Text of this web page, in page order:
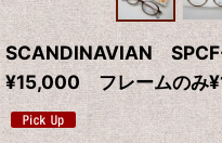
SCANDINAVIAN
¥15,000 フレームのみ